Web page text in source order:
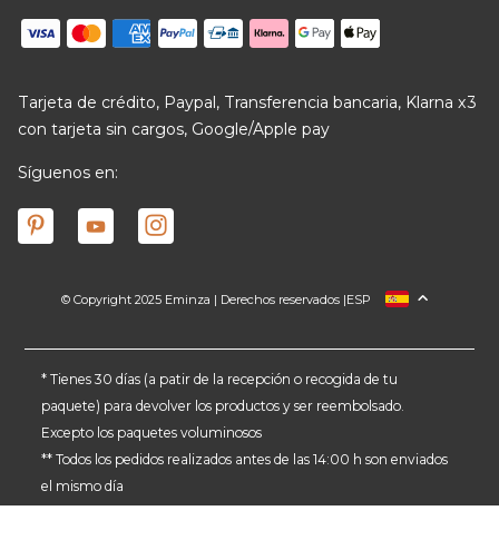
Tarjeta de crédito, Paypal, Transferencia bancaria, Klarna x3
con tarjeta sin cargos, Google/Apple pay
Síguenos en:
© Copyright 2025 Eminza | Derechos reservados |
FRANCIA
ALEMANIA
PAÍSES BAJOS
ESP
* Tienes 30 días (a patir de la recepción o recogida de tu
paquete) para devolver los productos y ser reembolsado.
Excepto los paquetes voluminosos
** Todos los pedidos realizados antes de las 14:00 h son enviados
el mismo día